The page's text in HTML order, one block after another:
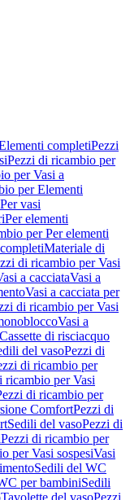
completiPezzi
Pezzi di ricambio per
per Vasi a
per Elementi
vasi
Per elementi
per Per elementi
Materiale di
di ricambio per Vasi
a cacciataVasi a
Vasi a cacciata per
di ricambio per Vasi
Vasi a
Cassette di risciacquo
del vasoPezzi di
di ricambio per
ricambio per Vasi
di ricambio per
ComfortPezzi di
Sedili del vasoPezzi di
Pezzi di ricambio per
per Vasi sospesiVasi
Sedili del WC
per bambiniSedili
Tavolette del vasoPezzi